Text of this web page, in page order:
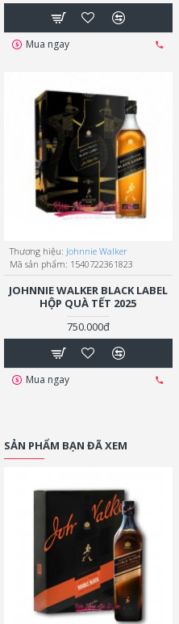
Mua ngay
Thương hiệu: Johnnie Walker
Mã sản phẩm: 1540722361823
JOHNNIE WALKER BLACK LABEL
HỘP QUÀ TẾT 2025
750.000đ
Mua ngay
SẢN PHẨM BẠN ĐÃ XEM